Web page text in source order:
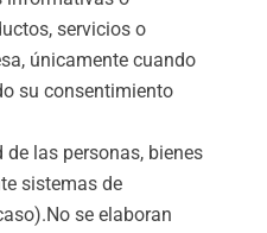
servicios o
únicamente cuando
su consentimiento
las personas, bienes
sistemas de
se elaboran